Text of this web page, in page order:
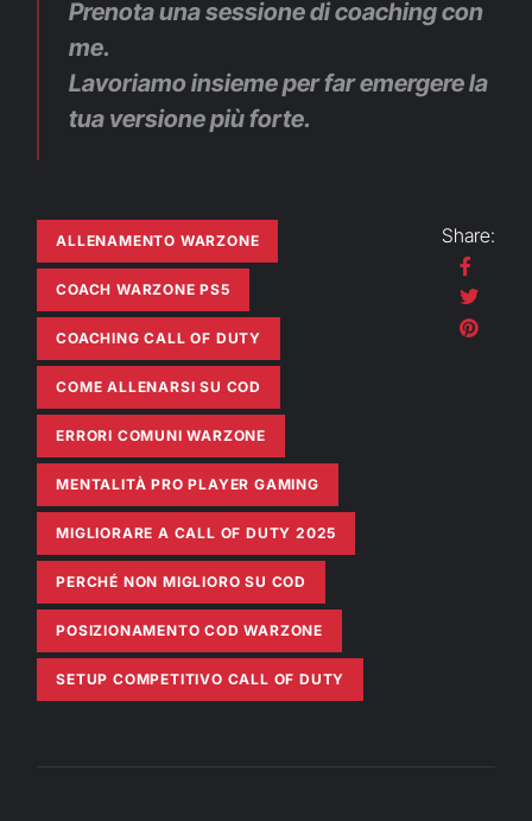
Prenota una sessione di coaching con
me.
Lavoriamo insieme per far emergere la
tua versione più forte.
ALLENAMENTO WARZONE
COACH WARZONE PS5
COACHING CALL OF DUTY
COME ALLENARSI SU COD
ERRORI COMUNI WARZONE
MENTALITÀ PRO PLAYER GAMING
MIGLIORARE A CALL OF DUTY 2025
PERCHÉ NON MIGLIORO SU COD
POSIZIONAMENTO COD WARZONE
SETUP COMPETITIVO CALL OF DUTY
Share: